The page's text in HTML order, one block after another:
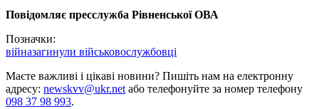
Повідомляє пресслужба Рівненської ОВА
Позначки:
війназагинули військовослужбовці
Маєте важливі і цікаві новини? Пишіть нам на електронну
адресу: newskvv@ukr.netабо телефонуйте за номер телефону
098 37 98 993.